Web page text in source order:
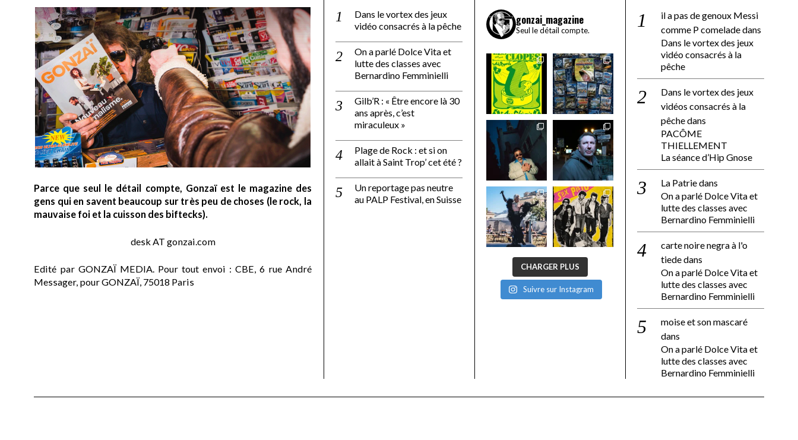
Parce que seul le détail compte, Gonzaï est le magazine des
gens qui en savent beaucoup sur très peu de choses (le rock, la
mauvaise foi et la cuisson des biftecks).
desk AT gonzai.com
Edité par GONZAÏ MEDIA. Pour tout envoi : CBE, 6 rue André
Messager, pour GONZAÏ, 75018 Paris
Dans le vortex des jeux
vidéo consacrés à la pêche
On a parlé Dolce Vita et
lutte des classes avec
Bernardino Femminielli
Gilb’R : « Être encore là 30
ans après, c’est
miraculeux »
Plage de Rock : et si on
allait à Saint Trop’ cet été ?
Un reportage pas neutre
au PALP Festival, en Suisse
gonzai_magazine
Seul le détail compte.
CHARGER PLUS
Suivre sur Instagram
il a pas de genoux Messi
comme P comeladedans
Dans le vortex des jeux
vidéo consacrés à la
pêche
Dans le vortex des jeux
vidéos consacrés à la
pêchedans
PACÔME
THIELLEMENT
La séance d’Hip Gnose
La Patriedans
On a parlé Dolce Vita et
lutte des classes avec
Bernardino Femminielli
carte noire negra à l'o
tiededans
On a parlé Dolce Vita et
lutte des classes avec
Bernardino Femminielli
moise et son mascaré
dans
On a parlé Dolce Vita et
lutte des classes avec
Bernardino Femminielli